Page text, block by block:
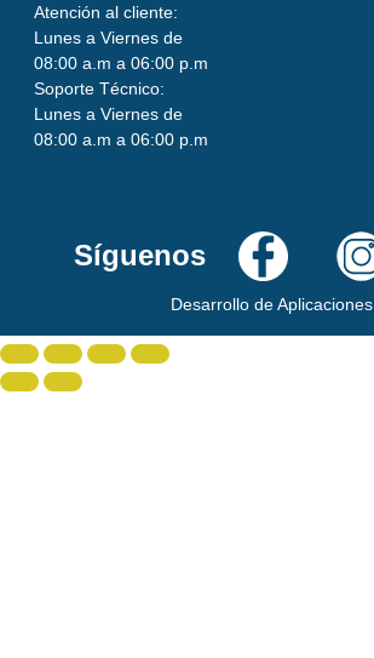
Atención al cliente:
Lunes a Viernes de
08:00 a.m a 06:00 p.m
Soporte Técnico:
Lunes a Viernes de
08:00 a.m a 06:00 p.m
Síguenos
Desarrollo de Aplicaciones